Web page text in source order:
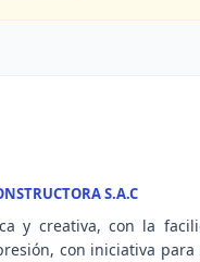
S.A.C
y creativa, con la
con iniciativa